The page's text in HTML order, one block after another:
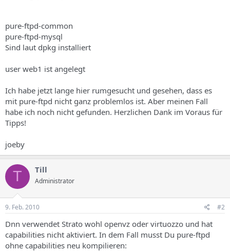
pure-ftpd-common
pure-ftpd-mysql
Sind laut dpkg installiert
user web1 ist angelegt
Ich habe jetzt lange hier rumgesucht und gesehen, dass es
mit pure-ftpd nicht ganz problemlos ist. Aber meinen Fall
habe ich noch nicht gefunden. Herzlichen Dank im Voraus für
Tipps!
joeby
T Till
Administrator
9. Feb. 2010 #2
Dnn verwendet Strato wohl openvz oder virtuozzo und hat
capabilities nicht aktiviert. In dem Fall musst Du pure-ftpd
ohne capabilities neu kompilieren: